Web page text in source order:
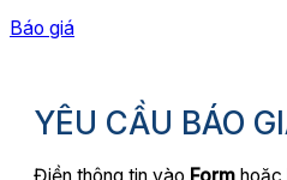
Báo giá
YÊU CẦU BÁO
Điền thông tin vào Form hoặc